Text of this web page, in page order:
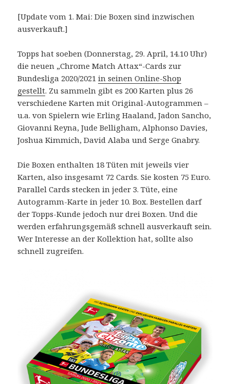
[Update vom 1. Mai: Die Boxen sind inzwischen
ausverkauft.]
Topps hat soeben (Donnerstag, 29. April, 14.10 Uhr)
die neuen „Chrome Match Attax“-Cards zur
Bundesliga 2020/2021in seinen Online-Shop
gestellt. Zu sammeln gibt es 200 Karten plus 26
verschiedene Karten mit Original-Autogrammen –
u.a. von Spielern wie Erling Haaland, Jadon Sancho,
Giovanni Reyna, Jude Belligham, Alphonso Davies,
Joshua Kimmich, David Alaba und Serge Gnabry.
Die Boxen enthalten 18 Tüten mit jeweils vier
Karten, also insgesamt 72 Cards. Sie kosten 75 Euro.
Parallel Cards stecken in jeder 3. Tüte, eine
Autogramm-Karte in jeder 10. Box. Bestellen darf
der Topps-Kunde jedoch nur drei Boxen. Und die
werden erfahrungsgemäß schnell ausverkauft sein.
Wer Interesse an der Kollektion hat, sollte also
schnell zugreifen.